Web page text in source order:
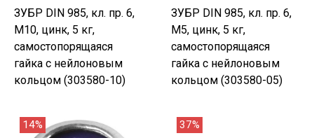
ЗУБР DIN 985, кл. пр. 6,
M10, цинк, 5 кг,
самостопорящаяся
гайка с нейлоновым
кольцом (303580-10)
ЗУБР DIN 985, кл. пр. 6,
M5, цинк, 5 кг,
самостопорящаяся
гайка с нейлоновым
кольцом (303580-05)
14% 37%